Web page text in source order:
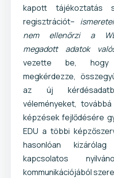
kapott tájékoztatás
regisztrációt–
nem ellenőrzi a
megadott adatok
vezette be, hogy
megkérdezze,
az új
véleményeket,
képzések fejlődésére
EDU a többi
hasonlóan
kapcsolatos
kommunikációjából